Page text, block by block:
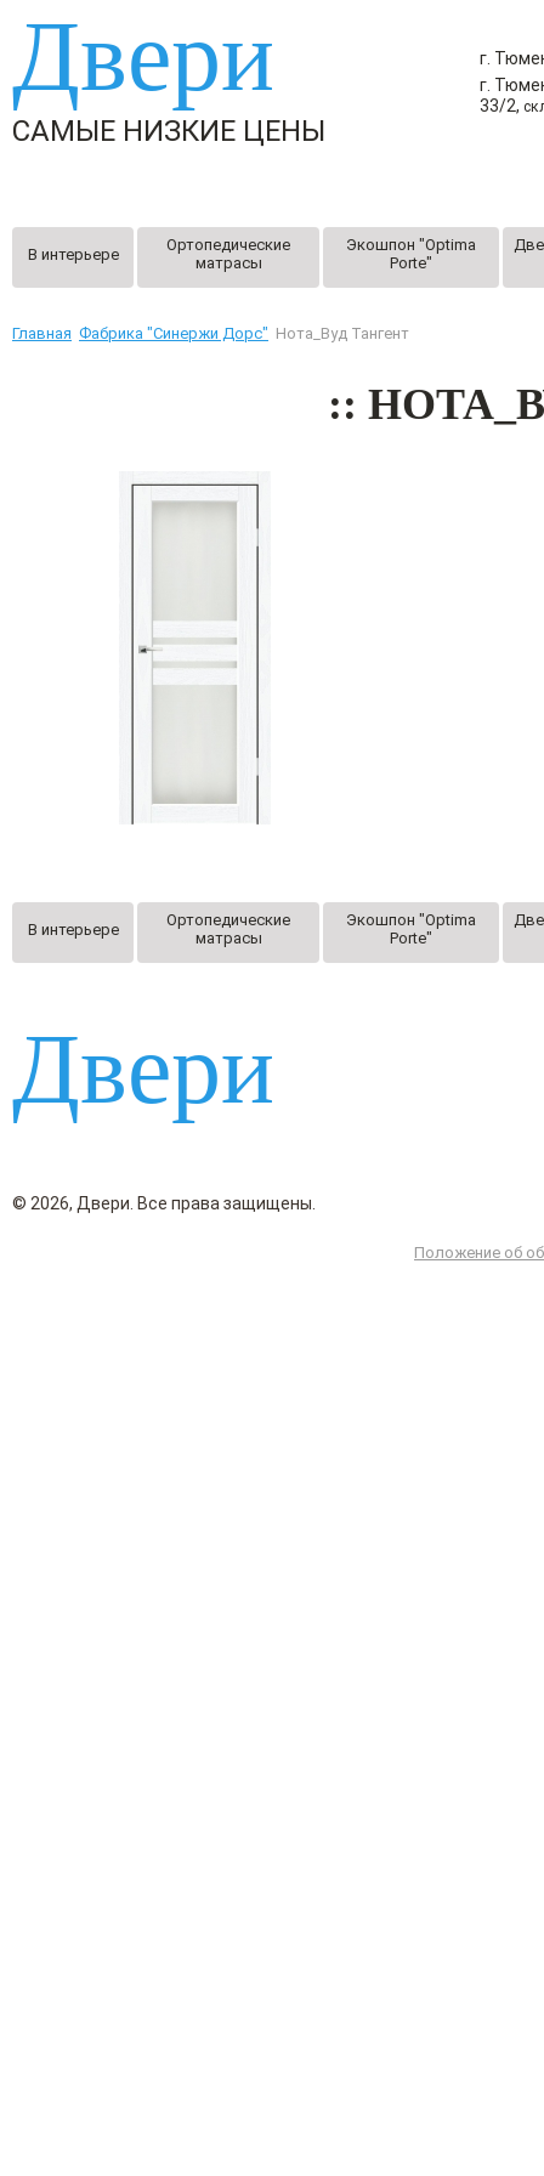
Двери
САМЫЕ НИЗКИЕ ЦЕНЫ
г.
г.
33/2,
В интерьере
Ортопедические
матрасы
Экошпон "Optima
Porte"
Главная Фабрика "Синержи Дорc" Нота_Вуд Тангент
::
В интерьере
Ортопедические
матрасы
Экошпон "Optima
Porte"
Двери
© 2026, Двери. Все права защищены.
Положение об